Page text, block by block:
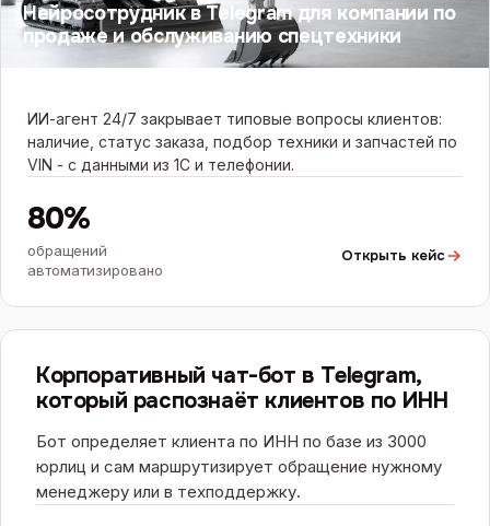
Нейросотрудник в Telegram для компании по
продаже и обслуживанию спецтехники
ИИ-агент 24/7 закрывает типовые вопросы клиентов:
наличие, статус заказа, подбор техники и запчастей по
VIN - с данными из 1С и телефонии.
80%
обращений
автоматизировано
Открыть кейс
ЧАТ-БОТЫ И ИИ
Корпоративный чат-бот в Telegram,
который распознаёт клиентов по ИНН
Бот определяет клиента по ИНН по базе из 3000
юрлиц и сам маршрутизирует обращение нужному
менеджеру или в техподдержку.